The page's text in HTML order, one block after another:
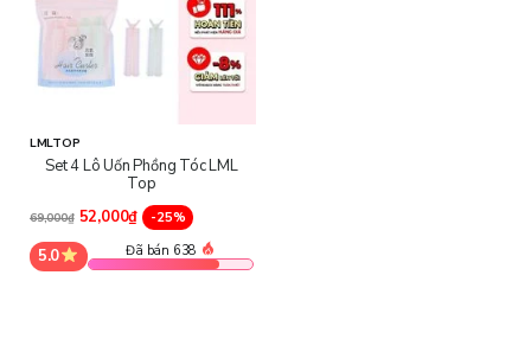
LMLTOP
Set 4 Lô Uốn Phồng Tóc LML
Top
69,000₫ 52,000₫ -25%
5.0 Đã bán 638